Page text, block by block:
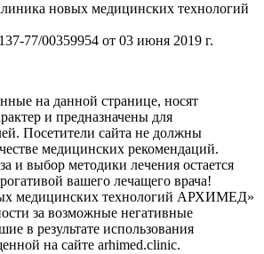
новых медицинских технологий
77/00359954 от 03 июня 2019 г.
на данной странице, носят
и предназначены для
Посетители сайта не должны
медицинских рекомендаций.
и выбор методики лечения остается
вашего лечащего врача!
медицинских технологий АРХИМЕД»
за возможные негативные
в результате использования
на сайте arhimed.clinic.